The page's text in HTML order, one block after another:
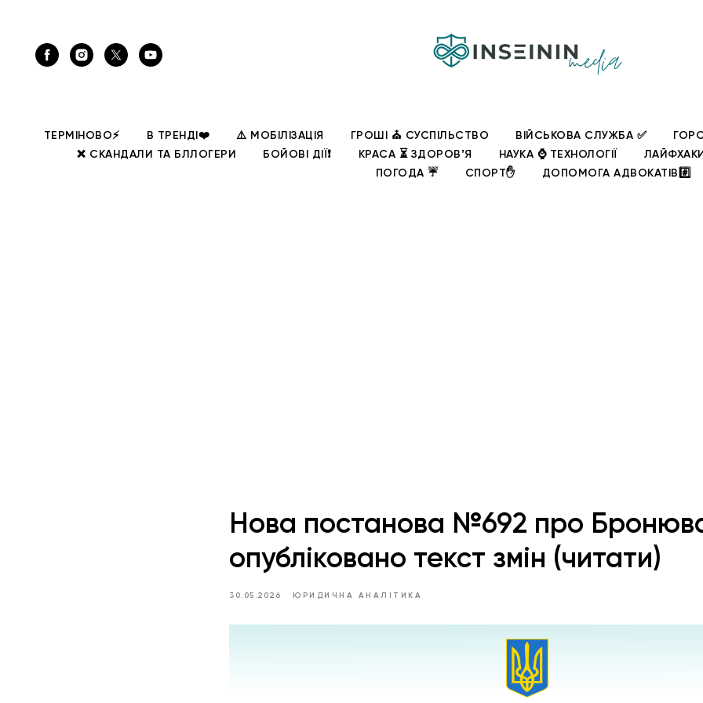
ТЕРМІНОВО⚡ В ТРЕНДІ❤️ ⚠️ МОБІЛІЗАЦІЯ ГРОШІ ⛪ СУСПІЛЬСТВО ВІЙСЬКОВА СЛУЖБА ✅
❌ СКАНДАЛИ ТА БЛЛОГЕРИ
БОЙОВІ ДІЇ❗ КРАСА ⏳ ЗДОРОВʼЯ НАУКА ⌚ ТЕХНОЛОГІЇ
ПОГОДА ☔
СПОРТ✋ ДОПОМОГА АДВОКАТІВ#️⃣
Нова постанова №692 про
опубліковано текст змін (читати)
30.05.2026 ЮРИДИЧНА АНАЛІТИКА